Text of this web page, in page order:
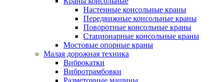
Настенные консольные краны
Передвижные консольные краны
Поворотные консольные краны
Стационарные консольные краны
Мостовые опорные краны
Малая дорожная техника
Виброкатки
Вибротрамбовки
Разметочные машины